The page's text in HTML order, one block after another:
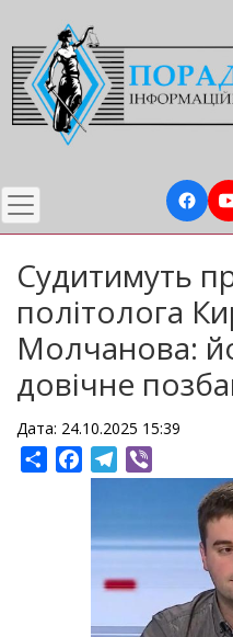
до
основного
вмісту
Судитимуть
політолога
Молчанова:
довічне
Дата: 24.10.2025 15:39
ShareFacebookTelegram